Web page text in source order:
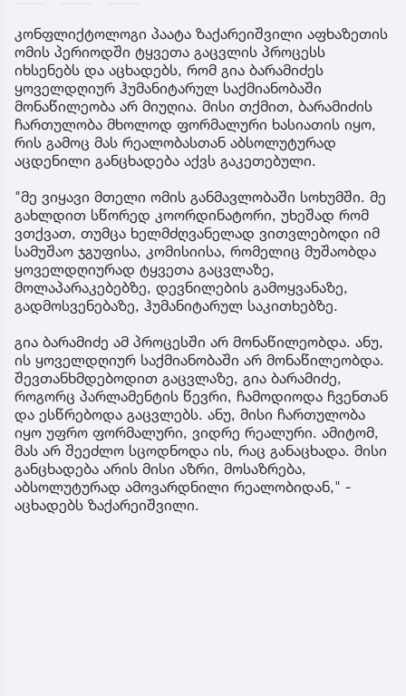
კონფლიქტოლოგი პაატა ზაქარეიშვილი აფხაზეთის
ომის პერიოდში ტყვეთა გაცვლის პროცესს
იხსენებს და აცხადებს, რომ გია ბარამიძეს
ყოველდღიურ ჰუმანიტარულ საქმიანობაში
მონაწილეობა არ მიუღია. მისი თქმით, ბარამიძის
ჩართულობა მხოლოდ ფორმალური ხასიათის იყო,
რის გამოც მას რეალობასთან აბსოლუტურად
აცდენილი განცხადება აქვს გაკეთებული.
"მე ვიყავი მთელი ომის განმავლობაში სოხუმში. მე
გახლდით სწორედ კოორდინატორი, უხეშად რომ
ვთქვათ, თუმცა ხელმძღვანელად ვითვლებოდი იმ
სამუშაო ჯგუფისა, კომისიისა, რომელიც მუშაობდა
ყოველდღიურად ტყვეთა გაცვლაზე,
მოლაპარაკებებზე, დევნილების გამოყვანაზე,
გადმოსვენებაზე, ჰუმანიტარულ საკითხებზე.
გია ბარამიძე ამ პროცესში არ მონაწილეობდა. ანუ,
ის ყოველდღიურ საქმიანობაში არ მონაწილეობდა.
შევთანხმდებოდით გაცვლაზე, გია ბარამიძე,
როგორც პარლამენტის წევრი, ჩამოდიოდა ჩვენთან
და ესწრებოდა გაცვლებს. ანუ, მისი ჩართულობა
იყო უფრო ფორმალური, ვიდრე რეალური. ამიტომ,
მას არ შეეძლო სცოდნოდა ის, რაც განაცხადა. მისი
განცხადება არის მისი აზრი, მოსაზრება,
აბსოლუტურად ამოვარდნილი რეალობიდან," -
აცხადებს ზაქარეიშვილი.